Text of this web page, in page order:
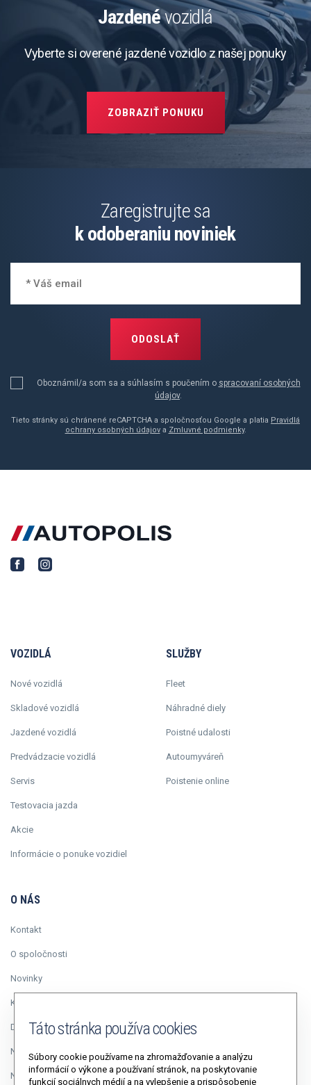
Jazdenévozidlá
Vyberte si overené jazdené vozidlo z našej ponuky
ZOBRAZIŤ PONUKU
Zaregistrujte sa
k odoberaniu noviniek
ODOSLAŤ
Oboznámil/a som sa a súhlasím s poučením o spracovaní osobných
údajov.
Tieto stránky sú chránené reCAPTCHA a spoločnosťou Google a platia Pravidlá
ochrany osobných údajova Zmluvné podmienky.
VOZIDLÁ
Nové vozidlá
Skladové vozidlá
Jazdené vozidlá
Predvádzacie vozidlá
Servis
Testovacia jazda
Akcie
Informácie o ponuke vozidiel
SLUŽBY
Fleet
Náhradné diely
Poistné udalosti
Autoumyváreň
Poistenie online
O NÁS
Kontakt
O spoločnosti
Novinky
Kariéra
Duálne vzdelávanie
Napísali o nás
Napíšte riaditeľovi
Táto stránka používa cookies
Súbory cookie používame na zhromažďovanie a analýzu
informácií o výkone a používaní stránok, na poskytovanie
funkcií sociálnych médií a na vylepšenie a prispôsobenie